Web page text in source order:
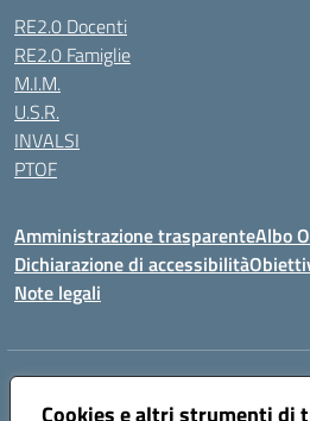
Cookies e altri strumenti di
RE2.0 Docenti
RE2.0 Famiglie
M.I.M.
U.S.R.
INVALSI
PTOF
Amministrazione trasparenteAlbo
Dichiarazione di accessibilità
Note legali
Indirizzo:
Centralino:09231872080 Email: